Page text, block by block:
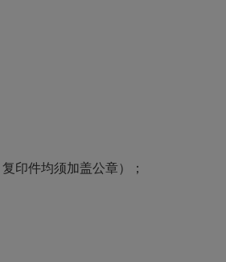
印件均须加盖公章）；